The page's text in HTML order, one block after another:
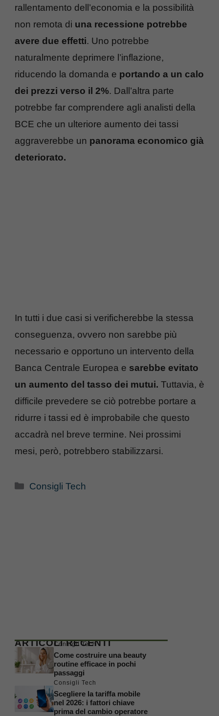
rallentamento dell’economia e la possibilità
non remota di una recessione potrebbe
avere due effetti. Uno potrebbe
naturalmente deprimere l’inflazione,
riducendo la domanda e portando a un calo
dei prezzi verso il 2%. Dall’altra parte
potrebbe far comprendere agli analisti della
BCE che un ulteriore aumento dei tassi
aggraverebbe un panorama economico già
deteriorato.
In tutti i due casi si verificherebbe la stessa
conseguenza, ovvero non sarebbe più
necessario e opportuno un intervento della
Banca Centrale Europea e sarebbe evitato
un aumento del tasso dei mutui. Tuttavia, è
difficile prevedere se ciò potrebbe portare a
ridurre i tassi ed è improbabile che questo
accadrà nel breve termine. Nei prossimi
mesi, però, potrebbero stabilizzarsi.
Categorie
Consigli Tech
ARTICOLI RECENTI
Consigli Tech
Come costruire una beauty
routine efficace in pochi
passaggi
Consigli Tech
Scegliere la tariffa mobile
nel 2026: i fattori chiave
prima del cambio operatore